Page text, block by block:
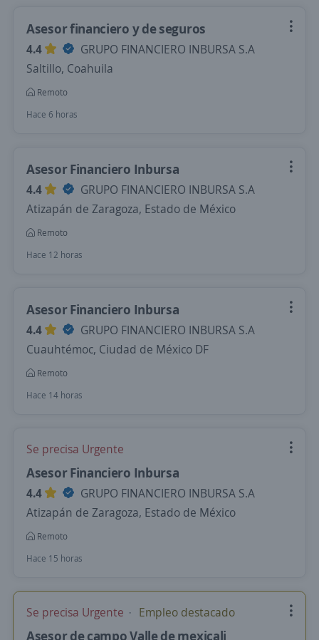
Asesor financiero y de seguros
4.4
GRUPO FINANCIERO INBURSA S.A
Saltillo, Coahuila
Remoto
Hace 6 horas
Asesor Financiero Inbursa
4.4
GRUPO FINANCIERO INBURSA S.A
Atizapán de Zaragoza, Estado de México
Remoto
Hace 12 horas
Asesor Financiero Inbursa
4.4
GRUPO FINANCIERO INBURSA S.A
Cuauhtémoc, Ciudad de México DF
Remoto
Hace 14 horas
Se precisa Urgente
Asesor Financiero Inbursa
4.4
GRUPO FINANCIERO INBURSA S.A
Atizapán de Zaragoza, Estado de México
Remoto
Hace 15 horas
Se precisa Urgente Empleo destacado
Asesor de campo Valle de mexicali